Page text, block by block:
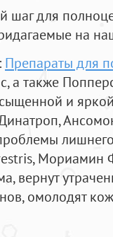
шаг для
на
Препараты для
а также
и
Мориамин
вернут
омолодят